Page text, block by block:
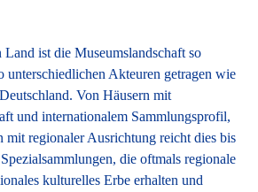
ist die Museumslandschaft so
unter­schiedlichen Akteuren getragen wie
Von Häusern mit
und internationalem Sammlungsprofil,
mit regionaler Ausrichtung reicht dies bis
die oftmals regionale
kulturelles Erbe erhalten und